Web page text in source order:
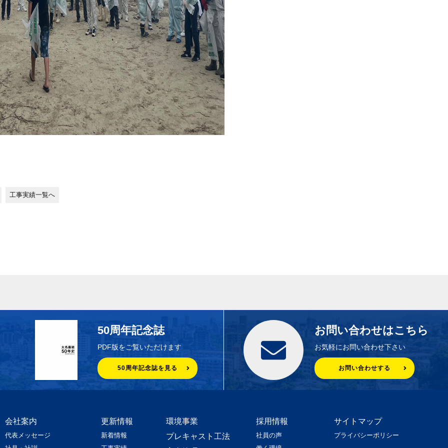
工事実績一覧へ
50周年記念誌
PDF版をご覧いただけます
50周年記念誌を見る
お問い合わせはこちら
お気軽にお問い合わせ下さい
お問い合わせする
会社案内
代表メッセージ
更新情報
新着情報
環境事業
プレキャスト工法
採用情報
社員の声
サイトマップ
プライバシーポリシー